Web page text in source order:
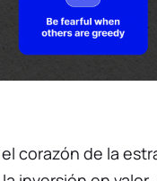
el corazón de la